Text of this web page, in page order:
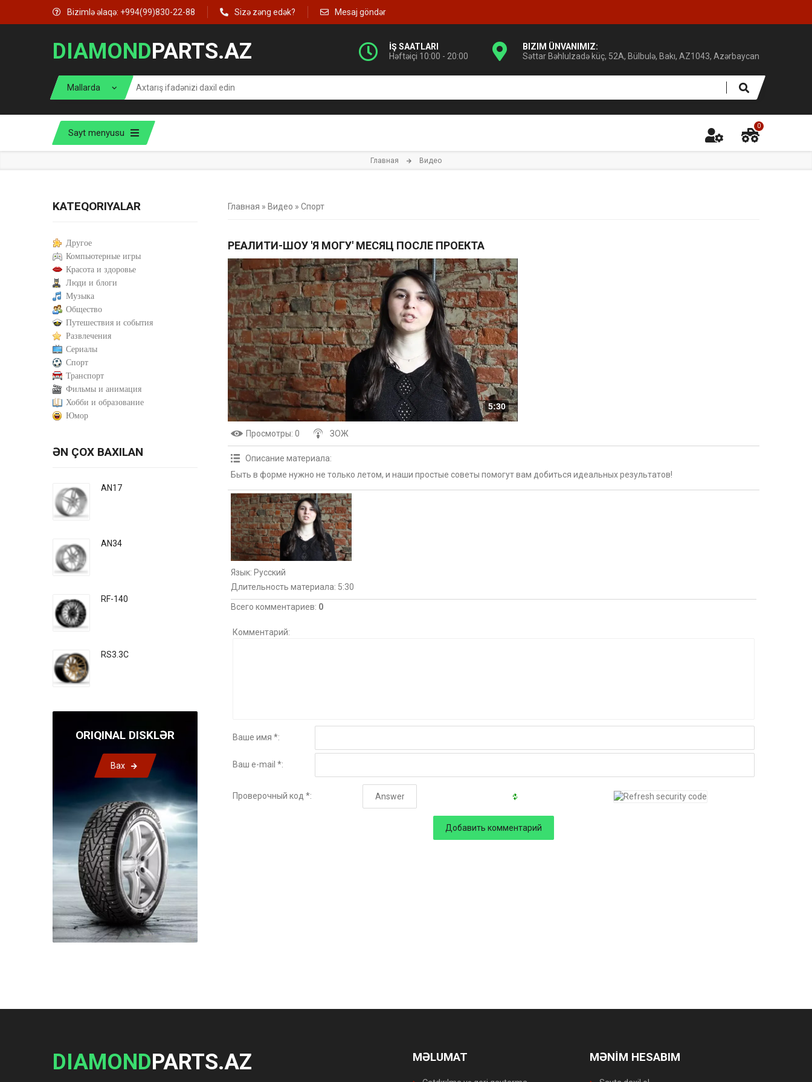
Bizimlə əlaqə: +994(99)830-22-88 Sizə zəng edək? Mesaj göndər
DIAMONDPARTS.AZ
İŞ SAATLARI
Həftəiçi 10:00 - 20:00
BIZIM ÜNVANIMIZ:
Səttar Bəhlulzadə küç, 52A, Bülbulə, Bakı, AZ1043, Azərbaycan
Sayt menyusu
0
Главная Видео
Главная » Видео » Спорт
РЕАЛИТИ-ШОУ 'Я МОГУ' МЕСЯЦ ПОСЛЕ ПРОЕКТА
5:30
Просмотры: 0 ЗОЖ
Описание материала:
Быть в форме нужно не только летом, и наши простые советы помогут вам добиться идеальных результатов!
Язык: Русский
Длительность материала: 5:30
Всего комментариев: 0
Комментарий:
Ваше имя *:
Ваш e-mail *:
Проверочный код *:
KATEQORIYALAR
Другое
Компьютерные игры
Красота и здоровье
Люди и блоги
Музыка
Общество
Путешествия и события
Развлечения
Сериалы
Спорт
Транспорт
Фильмы и анимация
Хобби и образование
Юмор
ƏN ÇOX BAXILAN
AN17
AN34
RF-140
RS3.3C
ORIQINAL DISKLƏR
Bax
DIAMONDPARTS.AZ MƏLUMAT MƏNİM HESABIM